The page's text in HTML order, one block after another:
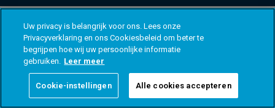
Uw privacy is belangrijk voor ons. Lees onze
Privacyverklaring en ons Cookiesbeleid om beter te
begrijpen hoe wij uw persoonlijke informatie
gebruiken. Leer meer
Cookie-instellingen Alle cookies accepteren